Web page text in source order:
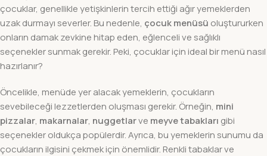
çocuklar, genellikle yetişkinlerin tercih ettiği ağır yemeklerden
uzak durmayı severler. Bu nedenle, çocuk menüsü oluştururken
onların damak zevkine hitap eden, eğlenceli ve sağlıklı
seçenekler sunmak gerekir. Peki, çocuklar için ideal bir menü nasıl
hazırlanır?
Öncelikle, menüde yer alacak yemeklerin, çocukların
sevebileceği lezzetlerden oluşması gerekir. Örneğin, mini
pizzalar, makarnalar, nuggetlarve meyve tabakları gibi
seçenekler oldukça popülerdir. Ayrıca, bu yemeklerin sunumu da
çocukların ilgisini çekmek için önemlidir. Renkli tabaklar ve